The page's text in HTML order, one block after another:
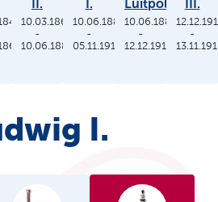
II.
10.03.1864
-
10.06.1886
I.
10.06.1886
-
05.11.1913
Luitpold
10.06.1886
-
12.12.1912
III.
-
I.